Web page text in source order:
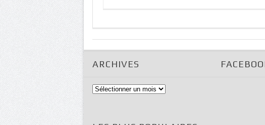
ARCHIVES
Archives